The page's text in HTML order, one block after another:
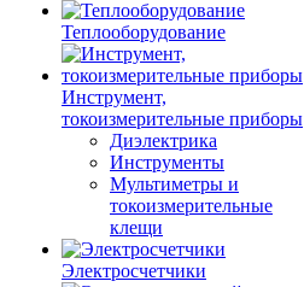
Теплооборудование
Инструмент,
токоизмерительные приборы
Диэлектрика
Инструменты
Мультиметры и
токоизмерительные
клещи
Электросчетчики